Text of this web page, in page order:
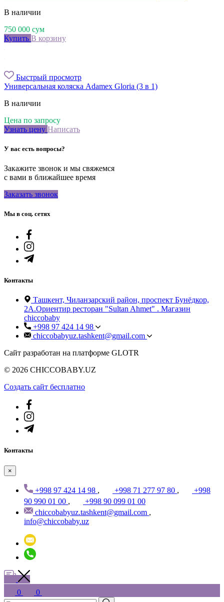
В наличии
750 000 сум
Купить В корзину
Быстрый просмотр
Универсальная коляска Adamex Gloria (3 в 1)
В наличии
Цена по запросу
Узнать цену Написать
У вас есть вопросы?
Закажите звонок и мы свяжемся
с вами в ближайшее время
Заказать звонок
Мы в соц. сетях
Контакты
Ташкент, Чиланзарский район, проспект Бунёдкор,
2А.Ориентир ресторан "Sultan Ahmet" . Магазин
chiccobaby
+998 97 424 14 98
chiccobabyuz.tashkent@gmail.com
Сайт разработан на платформе GLOTR
© 2026 CHICCOBABY.UZ
Создать cайт бесплатно
Контакты
×
+998 97 424 14 98 , +998 71 277 97 80 ,
+998
90 990 01 00 ,
+998 90 099 01 00
chiccobabyuz.tashkent@gmail.com ,
info@chiccobaby.uz
0 0